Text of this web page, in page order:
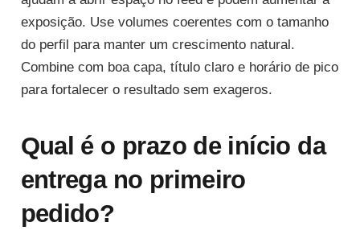
exposição. Use volumes coerentes com o tamanho
do perfil para manter um crescimento natural.
Combine com boa capa, título claro e horário de pico
para fortalecer o resultado sem exageros.
Qual é o prazo de início da
entrega no primeiro
pedido?